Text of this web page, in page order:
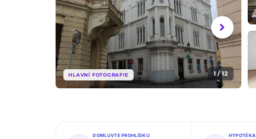
HLAVNÍ FOTOGRAFIE 1 / 12
chevron_right
DOMLUVTE PROHLÍDKU HYPOTÉKA